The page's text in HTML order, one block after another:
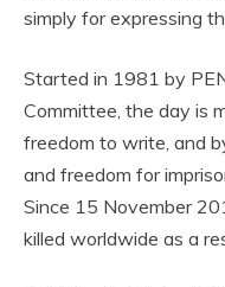
simply for expressing
Started in 1981 by
Committee, the day is
freedom to write, and
and freedom for
Since 15 November
killed worldwide as a